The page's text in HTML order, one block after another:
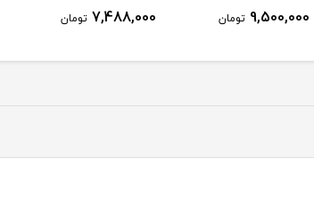
7,488,000 تومان 4,460,000 تومان